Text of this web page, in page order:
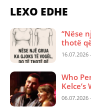
LEXO EDHE
“Nëse
thotë
Who